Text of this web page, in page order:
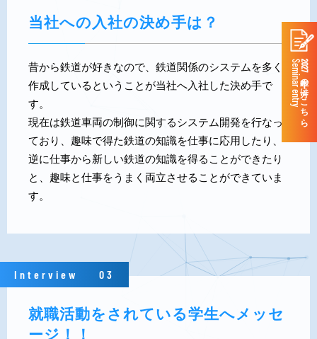
Seminar entry2027年卒の方はこちら
当社への入社の決め手は？
昔から鉄道が好きなので、鉄道関係のシステムを多く
作成しているということが当社へ入社した決め手で
す。
現在は鉄道車両の制御に関するシステム開発を行なっ
ており、趣味で得た鉄道の知識を仕事に応用したり、
逆に仕事から新しい鉄道の知識を得ることができたり
と、趣味と仕事をうまく両立させることができていま
す。
Interview 03
就職活動をされている学生へメッセ
ージ！！